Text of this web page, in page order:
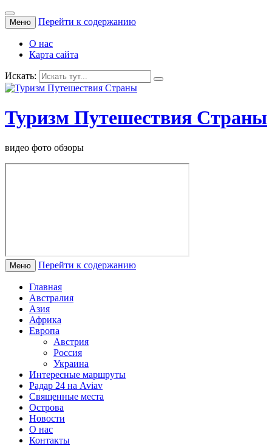
Меню Перейти к содержанию
О нас
Карта сайта
Искать:
Туризм Путешествия Страны
видео фото обзоры
Меню Перейти к содержанию
Главная
Австралия
Азия
Африка
Европа
Австрия
Россия
Украина
Интересные маршруты
Радар 24 на Aviav
Священные места
Острова
Новости
О нас
Контакты